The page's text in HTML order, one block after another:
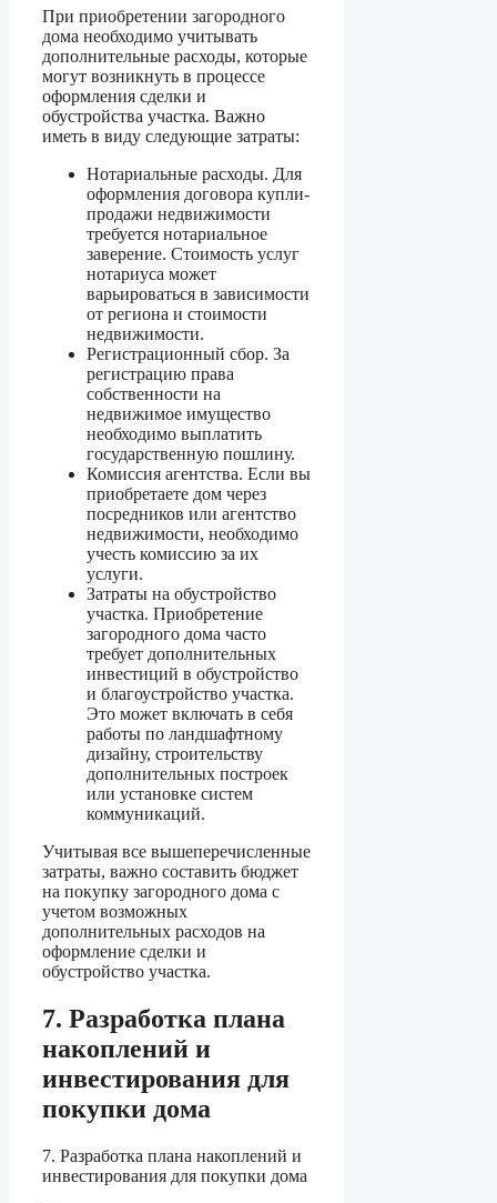
При приобретении загородного
дома необходимо учитывать
дополнительные расходы, которые
могут возникнуть в процессе
оформления сделки и
обустройства участка. Важно
иметь в виду следующие затраты:
Нотариальные расходы. Для
оформления договора купли-
продажи недвижимости
требуется нотариальное
заверение. Стоимость услуг
нотариуса может
варьироваться в зависимости
от региона и стоимости
недвижимости.
Регистрационный сбор. За
регистрацию права
собственности на
недвижимое имущество
необходимо выплатить
государственную пошлину.
Комиссия агентства. Если вы
приобретаете дом через
посредников или агентство
недвижимости, необходимо
учесть комиссию за их
услуги.
Затраты на обустройство
участка. Приобретение
загородного дома часто
требует дополнительных
инвестиций в обустройство
и благоустройство участка.
Это может включать в себя
работы по ландшафтному
дизайну, строительству
дополнительных построек
или установке систем
коммуникаций.
Учитывая все вышеперечисленные
затраты, важно составить бюджет
на покупку загородного дома с
учетом возможных
дополнительных расходов на
оформление сделки и
обустройство участка.
7. Разработка плана
накоплений и
инвестирования для
покупки дома
7. Разработка плана накоплений и
инвестирования для покупки дома